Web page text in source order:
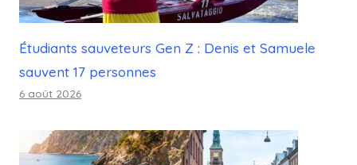
Étudiants sauveteurs Gen Z : Denis et Samuele
sauvent 17 personnes
6 août 2026